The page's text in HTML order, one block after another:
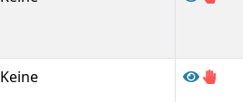
Keine